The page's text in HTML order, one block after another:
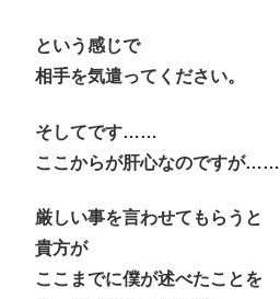
という感じで
相手を気遣ってください。
そしてです……
ここからが肝心なのですが……
厳しい事を言わせてもらうと
貴方が
ここまでに僕が述べたことを